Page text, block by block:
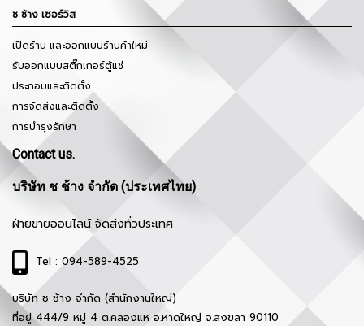
ช ช้าง เซอร์วิส
เปิดร้าน และออกแบบร้านค้าใหม่
รับออกแบบสติ๊กเกอร์ตู้แช่
ประกอบและติดตั้ง
การจัดส่งและติดตั้ง
การบำรุงรักษา
Contact us.
บริษัท ช ช้าง จำกัด (ประเทศไทย)
ฝ่ายขายออนไลน์ จัดส่งทั่วประเทศ
Tel : 094-589-4525
บริษัท ช ช้าง จำกัด (สำนักงานใหญ่)
ที่อยู่ 444/9 หมู่ 4 ต.คลองแห อ.หาดใหญ่ จ.สงขลา 90110